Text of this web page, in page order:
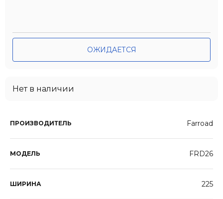
ПРОИЗВОДИТЕЛЬ Farroad
МОДЕЛЬ FRD26
ШИРИНА 225
ОЖИДАЕТСЯ
Нет в наличии